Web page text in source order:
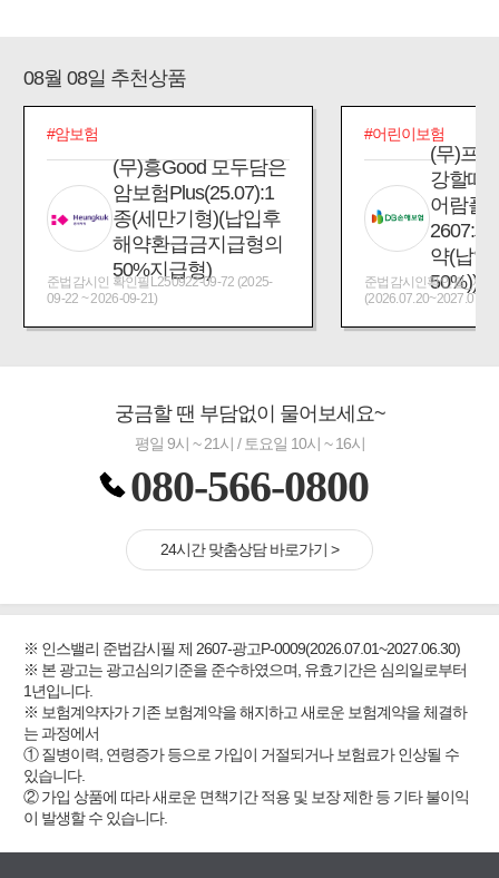
08월 08일 추천상품
#암보험
(무)흥Good 모두담은
암보험Plus(25.07):1
종(세만기형)(납입후
해약환급금지급형의
50%지급형)
준법감시인 확인필L250922-09-72 (2025-
09-22 ~ 2026-09-21)
#어린이보험
(무)프
강할때
어람플
2607:
약(납입
50%))
준법감시인확인필_제
궁금할 땐 부담없이 물어보세요~
평일 9시 ~ 21시 / 토요일 10시 ~ 16시
080-566-0800
24시간 맞춤상담 바로가기 >
※ 인스밸리 준법감시필 제 2607-광고P-0009(2026.07.01~2027.06.30)
※ 본 광고는 광고심의기준을 준수하였으며, 유효기간은 심의일로부터
1년입니다.
※ 보험계약자가 기존 보험계약을 해지하고 새로운 보험계약을 체결하
는 과정에서
① 질병이력, 연령증가 등으로 가입이 거절되거나 보험료가 인상될 수
있습니다.
② 가입 상품에 따라 새로운 면책기간 적용 및 보장 제한 등 기타 불이익
이 발생할 수 있습니다.